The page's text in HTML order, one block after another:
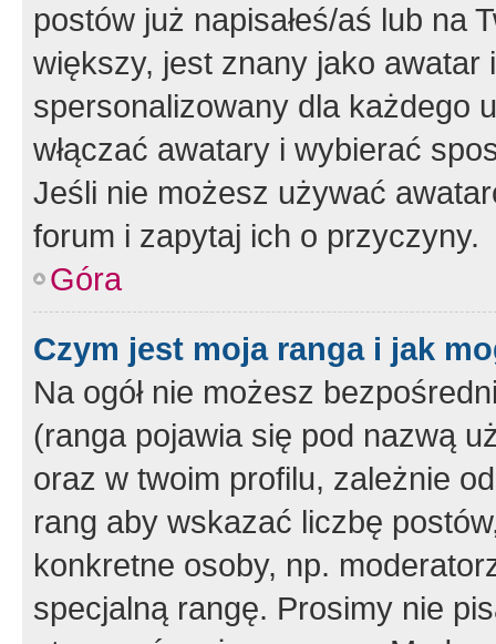
postów już napisałeś/aś lub na
większy, jest znany jako
spersonalizowany dla każdego
włączać awatary i wybierać
Jeśli nie możesz używać
forum i zapytaj ich o przyczyny.
Góra
Czym jest moja ranga i jak
Na ogół nie możesz
(ranga pojawia się pod nazwą
oraz w twoim profilu, zależnie
rang aby wskazać liczbę
konkretne osoby, np.
specjalną rangę. Prosimy nie